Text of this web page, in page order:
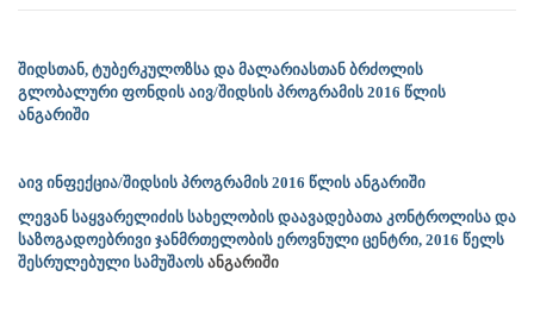
შიდსთან, ტუბერკულოზსა და მალარიასთან ბრძოლის
გლობალური ფონდის აივ/შიდსის პროგრამის 2016 წლის
ანგარიში
აივ ინფექცია/შიდსის პროგრამის 2016 წლის ანგარიში
ლევან საყვარელიძის სახელობის დაავადებათა კონტროლისა და
საზოგადოებრივი ჯანმრთელობის ეროვნული ცენტრი, 2016 წელს
შესრულებული სამუშაოს ანგარიში